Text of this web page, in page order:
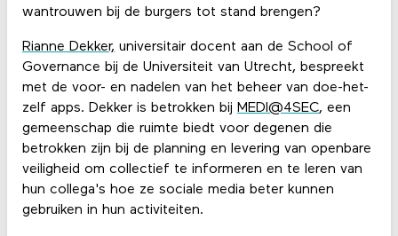
wantrouwen bij de burgers tot stand brengen?
Rianne Dekker, universitair docent aan de School of
Governance bij de Universiteit van Utrecht, bespreekt
met de voor- en nadelen van het beheer van doe-het-
zelf apps. Dekker is betrokken bij MEDI@4SEC, een
gemeenschap die ruimte biedt voor degenen die
betrokken zijn bij de planning en levering van openbare
veiligheid om collectief te informeren en te leren van
hun collega's hoe ze sociale media beter kunnen
gebruiken in hun activiteiten.